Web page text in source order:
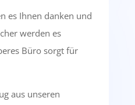
es Ihnen danken und
werden es
Büro sorgt für
aus unseren